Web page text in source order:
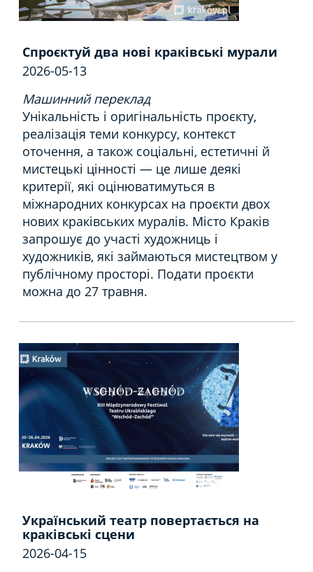
Спроєктуй два нові краківські мурали
2026-05-13
Машинний переклад
Унікальність і оригінальність проєкту,
реалізація теми конкурсу, контекст
оточення, а також соціальні, естетичні й
мистецькі цінності — це лише деякі
критерії, які оцінюватимуться в
міжнародних конкурсах на проєкти двох
нових краківських муралів. Місто Краків
запрошує до участі художниць і
художників, які займаються мистецтвом у
публічному просторі. Подати проєкти
можна до 27 травня.
Український театр повертається на
краківські сцени
2026-04-15